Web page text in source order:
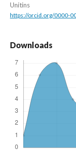
Unitins
https://orcid.org/0000-
Downloads